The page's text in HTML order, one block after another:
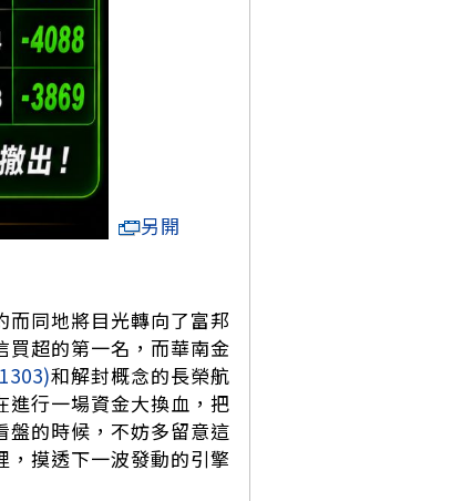
另開
同地將目光轉向了富邦
買超的第一名，而華南金
和解封概念的長榮航
進行一場資金大換血，把
盤的時候，不妨多留意這
摸透下一波發動的引擎